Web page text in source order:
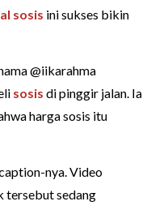
sosis ini sukses bikin
@iikarahma
sosis di pinggir jalan. Ia
harga sosis itu
nya. Video
tersebut sedang